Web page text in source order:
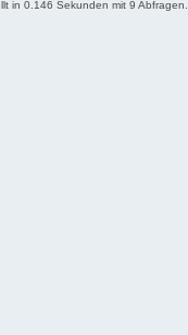
in 0.146 Sekunden mit 9 Abfragen.